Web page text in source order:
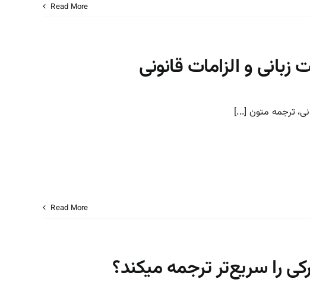
Read More
و الزامات قانونی
ترجمه متون [...]
Read More
را سریع‌تر ترجمه میکند؟